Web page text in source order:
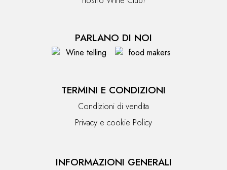
PARLANO DI NOI
TERMINI E CONDIZIONI
Condizioni di vendita
Privacy e cookie Policy
INFORMAZIONI GENERALI